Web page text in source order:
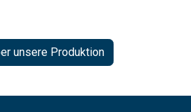
unsere Produktion